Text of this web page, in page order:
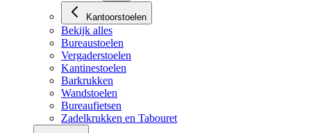
Kantoorstoelen
Bekijk alles
Bureaustoelen
Vergaderstoelen
Kantinestoelen
Barkrukken
Wandstoelen
Bureaufietsen
Zadelkrukken en Tabouret